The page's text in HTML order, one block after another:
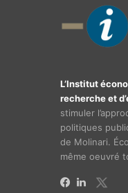
L’Institut
recherche et
stimuler
politiques
de Molinari.
même oeuvré